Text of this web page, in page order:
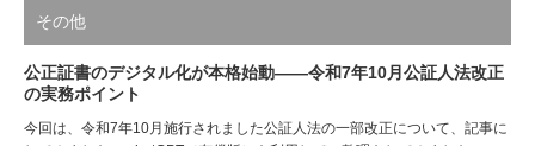
その他
公正証書のデジタル化が本格始動――令和7年10月公証人法改正
の実務ポイント
今回は、令和7年10月施行されました公証人法の一部改正について、記事に